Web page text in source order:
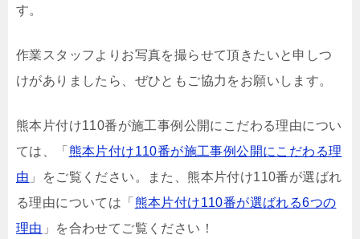
す。
作業スタッフよりお写真を撮らせて頂きたいと申しつ
けがありましたら、ぜひともご協力をお願いします。
熊本片付け110番が施工事例公開にこだわる理由につい
ては、「 熊本片付け110番が施工事例公開にこだわる理
由 」をご覧ください。また、熊本片付け110番が選ばれ
る理由については「 熊本片付け110番が選ばれる6つの
理由 」を合わせてご覧ください！